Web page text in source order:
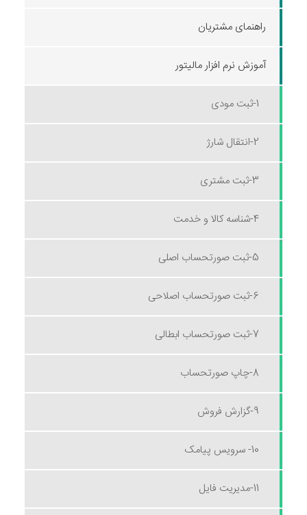
راهنمای مشتریان
آموزش نرم افزار مالیتور
1-ثبت مودی
2-انتقال شارژ
3-ثبت مشتری
4-شناسه کالا و خدمت
5-ثبت صورتحساب اصلی
6-ثبت صورتحساب اصلاحی
7-ثبت صورتحساب ابطالی
8-چاپ صورتحساب
9-گزارش فروش
10- سرویس پیامک
11-مدیریت فایل